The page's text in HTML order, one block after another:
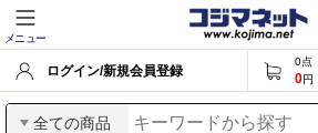
メニュー
ログイン/新規会員登録
0点
0円
全ての商品